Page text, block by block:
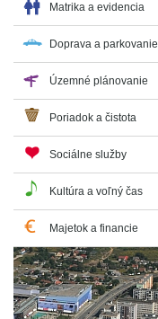
Matrika a evidencia
Doprava a parkovanie
Územné plánovanie
Poriadok a čistota
Sociálne služby
Kultúra a voľný čas
Majetok a financie